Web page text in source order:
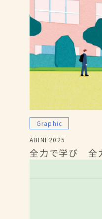
Graphic
ABINI 2025
全力で学び 全